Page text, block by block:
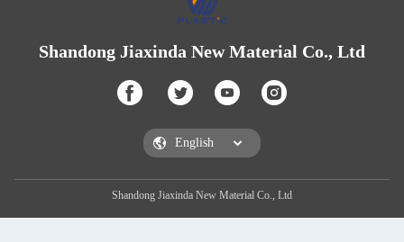
Shandong Jiaxinda New Material Co., Ltd
Shandong Jiaxinda New Material Co., Ltd